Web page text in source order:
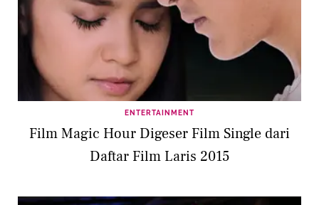
ENTERTAINMENT
Film Magic Hour Digeser Film Single dari
Daftar Film Laris 2015